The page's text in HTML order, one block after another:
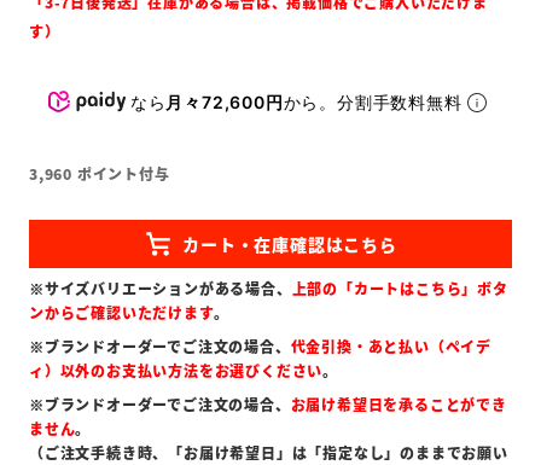
なら 月々72,600円から。分割手数料無料
3,960 ポイント付与
※サイズバリエーションがある場合、 上部の「カートはこちら」ボタ
ンからご確認いただけます。
※ブランドオーダーでご注文の場合、 代金引換・あと払い（ペイデ
ィ）以外のお支払い方法をお選びください。
※ブランドオーダーでご注文の場合、 お届け希望日を承ることができ
ません。
（ご注文手続き時、「お届け希望日」は「指定なし」のままでお願い